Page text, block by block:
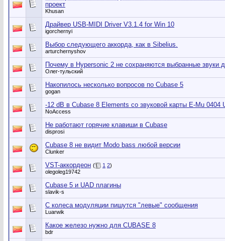
проект
Khusan
Драйвер USB-MIDI Driver V3.1.4 for Win 10
igorchernyi
Выбор следующего аккорда, как в Sibelius.
arturchernyshov
Почему в Hypersonic 2 не сохраняются выбранные звуки
Олег-тульский
Накопилось несколько вопросов по Cubase 5
gogan
-12 dB в Cubase 8 Elements со звуковой карты E-Mu 0404
NoAccess
Не работают горячие клавиши в Cubase
disprosi
Cubase 8 не видит Modo bass любой версии
Clunker
VST-аккордеон ( 1 2)
olegoleg19742
Cubase 5 и UAD плагины
slavik-s
С колеса модуляции пишутся "левые" сообщения
Luarwik
Какое железо нужно для CUBASE 8
bdr